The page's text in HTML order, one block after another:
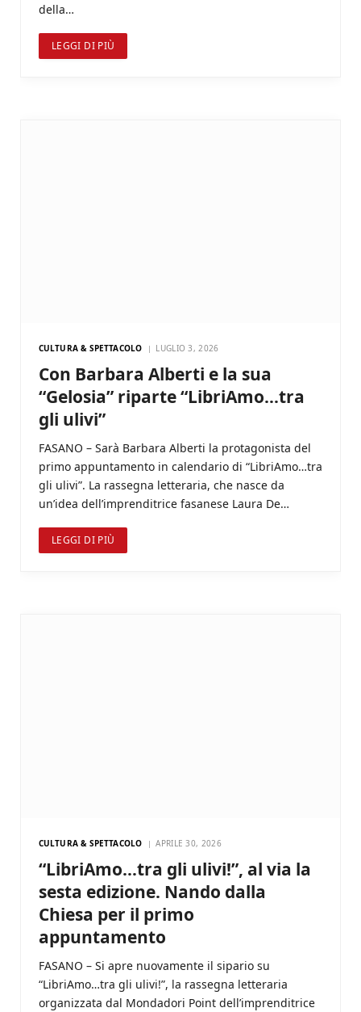
della…
LEGGI DI PIÙ
CULTURA & SPETTACOLO LUGLIO 3, 2026
Con Barbara Alberti e la sua
“Gelosia” riparte “LibriAmo…tra
gli ulivi”
FASANO – Sarà Barbara Alberti la protagonista del
primo appuntamento in calendario di “LibriAmo…tra
gli ulivi”. La rassegna letteraria, che nasce da
un’idea dell’imprenditrice fasanese Laura De…
LEGGI DI PIÙ
CULTURA & SPETTACOLO APRILE 30, 2026
“LibriAmo…tra gli ulivi!”, al via la
sesta edizione. Nando dalla
Chiesa per il primo
appuntamento
FASANO – Si apre nuovamente il sipario su
“LibriAmo…tra gli ulivi!”, la rassegna letteraria
organizzata dal Mondadori Point dell’imprenditrice